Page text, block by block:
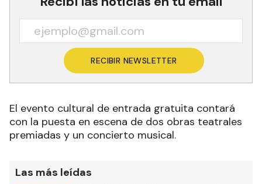
RECIBIR NEWSLETTER
El evento cultural de entrada gratuita contará
con la puesta en escena de dos obras teatrales
premiadas y un concierto musical.
Las más leídas